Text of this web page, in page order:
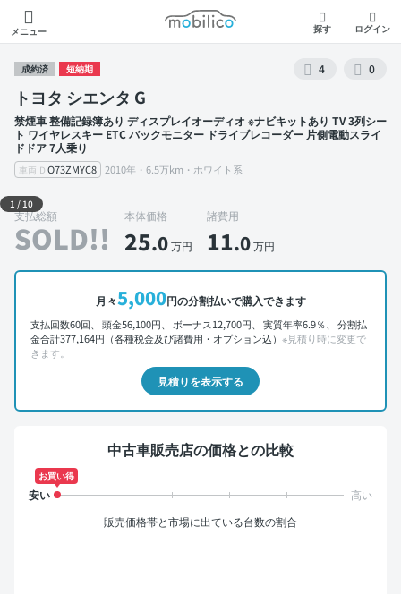
メニュー
モビリコ
探す ログイン
成約済 短納期 4 0
トヨタ シエンタ G
禁煙車 整備記録簿あり ディスプレイオーディオ ※ナビキットあり TV 3列シー
ト ワイヤレスキー ETC バックモニター ドライブレコーダー 片側電動スライ
ドドア 7人乗り
車両ID O73ZMYC8 2010年・6.5万km・ホワイト系
外装 左前
1 /10
支払総額
SOLD!!
本体価格
25.0万円
諸費用
11.0万円
月々5,000円の分割払いで購入できます
支払回数60回、 頭金56,100円、 ボーナス12,700円、 実質年率6.9％、 分割払
金合計377,164円（各種税金及び諸費用・オプション込） ※見積り時に変更で
きます。
見積りを表示する
中古車販売店の価格との比較
お買い得
販売価格帯と市場に出ている台数の割合